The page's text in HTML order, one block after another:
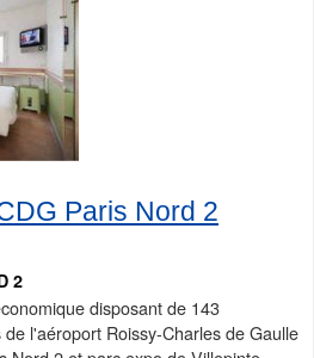
Paris Nord 2
2
disposant de 143
l'aéroport Roissy-Charles de Gaulle